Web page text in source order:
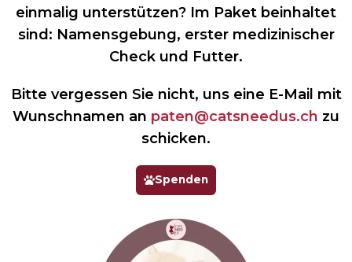
einmalig unterstützen? Im Paket beinhaltet
sind: Namensgebung, erster medizinischer
Check und Futter.
Bitte vergessen Sie nicht, uns eine E-Mail mit
Wunschnamen an paten@catsneedus.ch zu
schicken.
Spenden